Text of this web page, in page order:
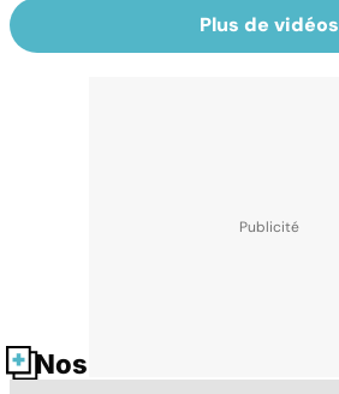
Plus de vidéos
Nos fiches santé